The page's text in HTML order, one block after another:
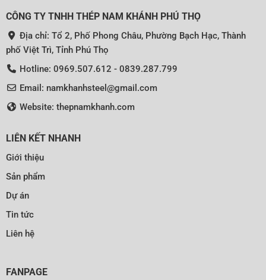
CÔNG TY TNHH THÉP NAM KHÁNH PHÚ THỌ
Địa chỉ: Tổ 2, Phố Phong Châu, Phường Bạch Hạc, Thành
phố Việt Trì, Tỉnh Phú Thọ
Hotline: 0969.507.612 - 0839.287.799
Email: namkhanhsteel@gmail.com
Website: thepnamkhanh.com
LIÊN KẾT NHANH
Giới thiệu
Sản phẩm
Dự án
Tin tức
Liên hệ
FANPAGE